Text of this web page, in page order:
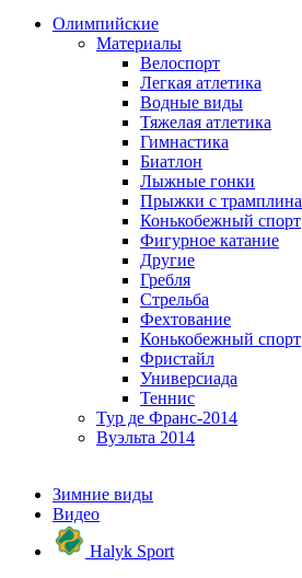
Олимпийские
Материалы
Велоспорт
Легкая атлетика
Водные виды
Тяжелая атлетика
Гимнастика
Биатлон
Лыжные гонки
Прыжки с трамплина
Конькобежный спорт
Фигурное катание
Другие
Гребля
Стрельба
Фехтование
Конькобежный спорт
Фристайл
Универсиада
Теннис
Тур де Франс-2014
Вуэльта 2014
Зимние виды
Видео
Halyk Sport